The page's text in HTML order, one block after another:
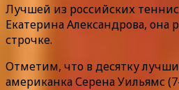
Лучшей из российских
Екатерина Александрова, она
строчке.
Отметим, что в десятку
американка Серена Уильямс